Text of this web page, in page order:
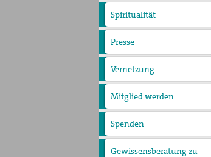
Spiritualität
Quartalgottesdienst mit
pax christi
Max Josef Metzger-
Texte und Gebete
Presse
Presseberichte
Pressemitteilungen
Vernetzung
Mitglied werden
Spenden
Gewissensberatung zu